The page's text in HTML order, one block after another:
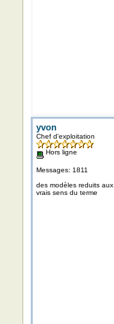
yvon
Chef d'exploitation
Hors ligne
Messages: 1811
des modèles reduits aux
vrais sens du terme